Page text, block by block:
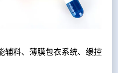
辅料、薄膜包衣系统、缓控